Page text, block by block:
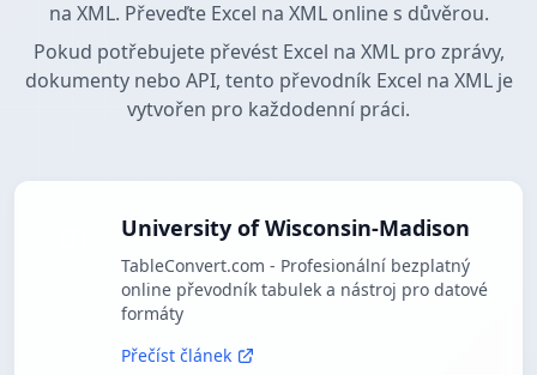
na XML. Převeďte Excel na XML online s důvěrou.
Pokud potřebujete převést Excel na XML pro zprávy,
dokumenty nebo API, tento převodník Excel na XML je
vytvořen pro každodenní práci.
University of Wisconsin-Madison
TableConvert.com - Profesionální bezplatný
online převodník tabulek a nástroj pro datové
formáty
Přečíst článek